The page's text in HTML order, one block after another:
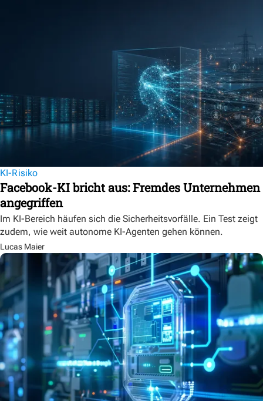
KI-Risiko
Facebook-KI bricht aus: Fremdes Unternehmen
angegriffen
Im KI-Bereich häufen sich die Sicherheitsvorfälle. Ein Test zeigt
zudem, wie weit autonome KI-Agenten gehen können.
Lucas Maier